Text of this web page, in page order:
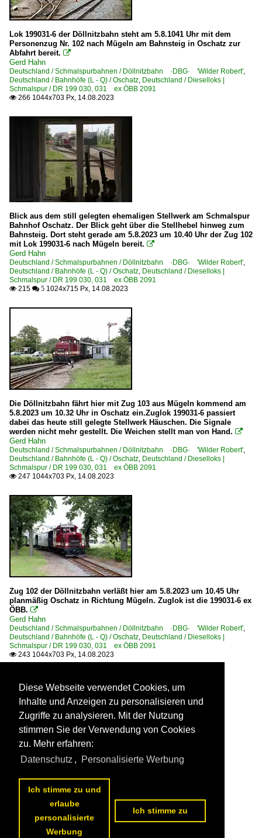
Lok 199031-6 der Döllnitzbahn steht am 5.8.1041 Uhr mit dem
Personenzug Nr. 102 nach Mügeln am Bahnsteig in Oschatz zur
Abfahrt bereit. 
Gerd Hahn
Deutschland / Schmalspurbahnen / Döllnitzbahn ·DBG· 'Wilder Robert',
Deutschland / Bahnhöfe (L - Q) / Oschatz, Deutschland / Dieselloks |
Schmalspur / DR 199 030, 031 ex ÖBB 2091
 266 1044x703 Px, 14.08.2023
Blick aus dem still gelegten ehemaligen Stellwerk am Schmalspur
Bahnhof Oschatz. Der Blick geht über die Stellhebel hinweg zum
Bahnsteig. Dort steht gerade am 5.8.2023 um 10.40 Uhr der Zug 102
mit Lok 199031-6 nach Mügeln bereit. 
Gerd Hahn
Deutschland / Schmalspurbahnen / Döllnitzbahn ·DBG· 'Wilder Robert',
Deutschland / Bahnhöfe (L - Q) / Oschatz, Deutschland / Dieselloks |
Schmalspur / DR 199 030, 031 ex ÖBB 2091
 215  5 1024x715 Px, 14.08.2023
Die Döllnitzbahn fährt hier mit Zug 103 aus Mügeln kommend am
5.8.2023 um 10.32 Uhr in Oschatz ein.Zuglok 199031-6 passiert
dabei das heute still gelegte Stellwerk Häuschen. Die Signale
werden nicht mehr gestellt. Die Weichen stellt man von Hand. 
Gerd Hahn
Deutschland / Schmalspurbahnen / Döllnitzbahn ·DBG· 'Wilder Robert',
Deutschland / Bahnhöfe (L - Q) / Oschatz, Deutschland / Dieselloks |
Schmalspur / DR 199 030, 031 ex ÖBB 2091
 247 1044x703 Px, 14.08.2023
Zug 102 der Döllnitzbahn verläßt hier am 5.8.2023 um 10.45 Uhr
planmäßig Oschatz in Richtung Mügeln. Zuglok ist die 199031-6 ex
ÖBB. 
Gerd Hahn
Deutschland / Schmalspurbahnen / Döllnitzbahn ·DBG· 'Wilder Robert',
Deutschland / Bahnhöfe (L - Q) / Oschatz, Deutschland / Dieselloks |
Schmalspur / DR 199 030, 031 ex ÖBB 2091
 243 1044x703 Px, 14.08.2023
Diese Webseite verwendet Cookies, um
Inhalte und Anzeigen zu personalisieren und
Zugriffe zu analysieren. Mit der Nutzung
stimmen Sie der Verwendung von Cookies
zu. Mehr erfahren:
Datenschutz , Personalisierte Werbung
Ich stimme zu und
erlaube
personalisierte
Werbung
Ich stimme zu